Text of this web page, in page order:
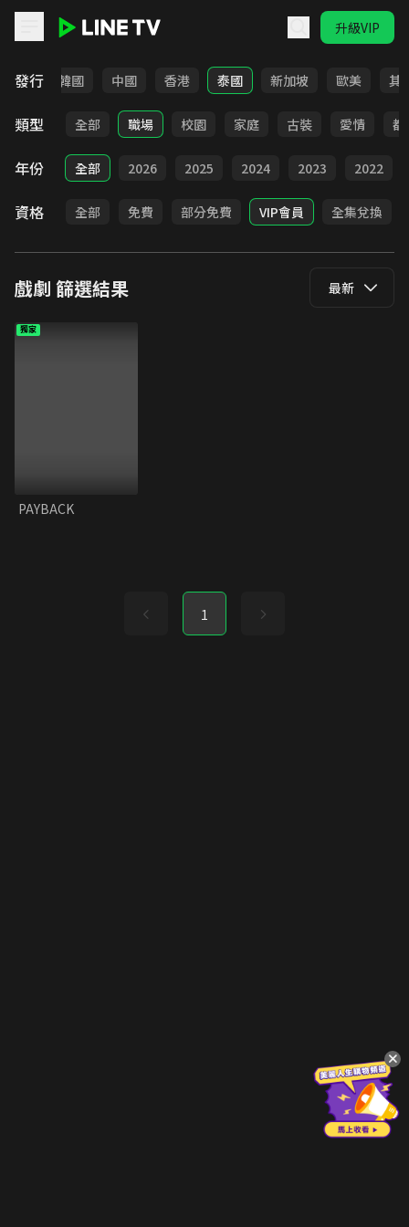
升級VIP
發行
日本 韓國 中國 香港 泰國 新加坡 歐美 其
類型 全部 職場 校園 家庭 古裝 愛情 都
年份 全部 2026 2025 2024 2023 2022
資格 全部 免費 部分免費 VIP會員 全集兌換
戲劇 篩選結果 最新
獨家
PAYBACK
1